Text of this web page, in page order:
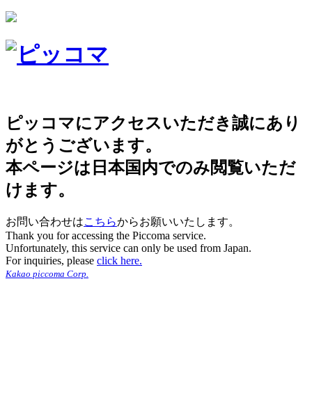
ピッコマにアクセスいただき誠にあり
がとうございます。
本ページは日本国内でのみ閲覧いただ
けます。
お問い合わせはこちらからお願いいたします。
Thank you for accessing the Piccoma service.
Unfortunately, this service can only be used from Japan.
For inquiries, please click here.
Kakao piccoma Corp.